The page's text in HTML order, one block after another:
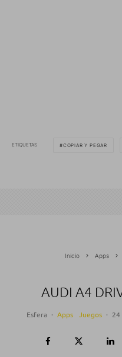
ETIQUETAS COPIAR Y PEGAR
Inicio Apps
AUDI A4
Esfera · Apps Juegos · 24